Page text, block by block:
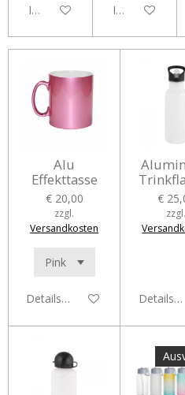
In den WarenkorbIn den
Alu
Effekttasse
€ 20,00
zzgl.
Versandkosten
Details anzeigen
€
zzgl.
Details